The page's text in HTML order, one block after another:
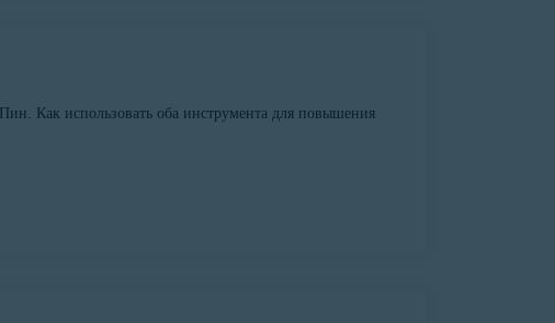
Как использовать оба инструмента для повышения